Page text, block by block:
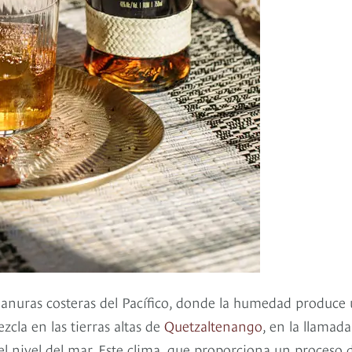
costeras del Pacífico, donde la humedad produce
en las tierras altas de Quetzaltenango, en la llamada